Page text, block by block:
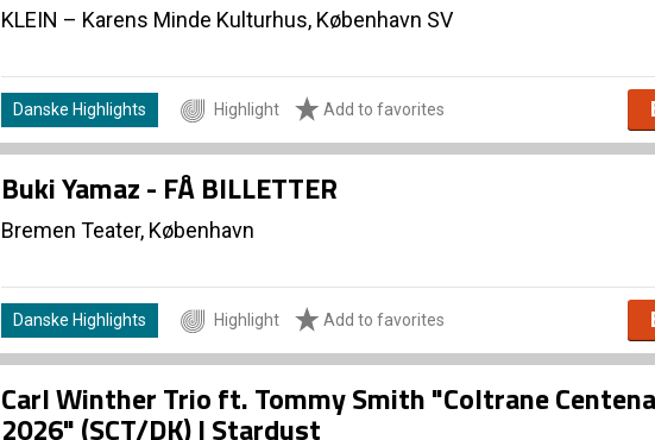
KLEIN – Karens Minde Kulturhus, København SV
Danske Highlights Highlight Add to favorites
Buki Yamaz - FÅ BILLETTER
Bremen Teater, København
Danske Highlights Highlight Add to favorites
Carl Winther Trio ft. Tommy Smith "Coltrane
2026" (SCT/DK) | Stardust